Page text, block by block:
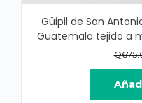
Güipil de San
Guatemala tejido a
Q